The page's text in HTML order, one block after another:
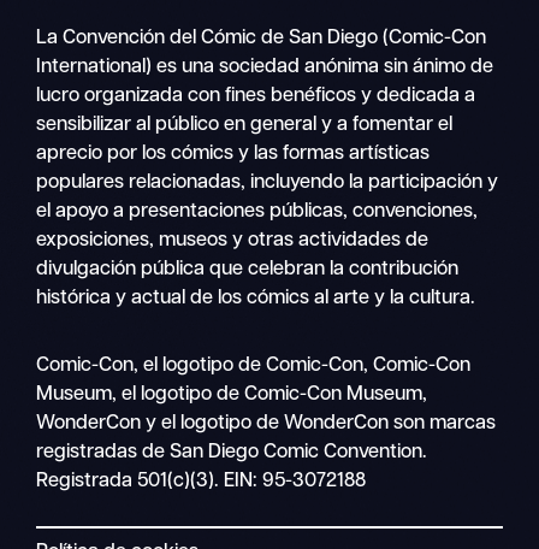
Navegación
móvil
Buscar
La Convención del Cómic de San Diego (Comic-Con
International) es una sociedad anónima sin ánimo de
lucro organizada con fines benéficos y dedicada a
sensibilizar al público en general y a fomentar el
aprecio por los cómics y las formas artísticas
populares relacionadas, incluyendo la participación y
el apoyo a presentaciones públicas, convenciones,
exposiciones, museos y otras actividades de
divulgación pública que celebran la contribución
histórica y actual de los cómics al arte y la cultura.
Comic-Con, el logotipo de Comic-Con, Comic-Con
Museum, el logotipo de Comic-Con Museum,
WonderCon y el logotipo de WonderCon son marcas
registradas de San Diego Comic Convention.
Registrada 501(c)(3). EIN: 95-3072188